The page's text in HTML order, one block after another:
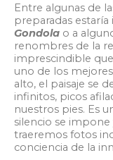
Entre algunas de
preparadas estaría
Gondola o a
renombres de la
imprescindible
uno de los
alto, el paisaje se
infinitos, picos
nuestros pies. Es
silencio se
traeremos fotos
conciencia de la